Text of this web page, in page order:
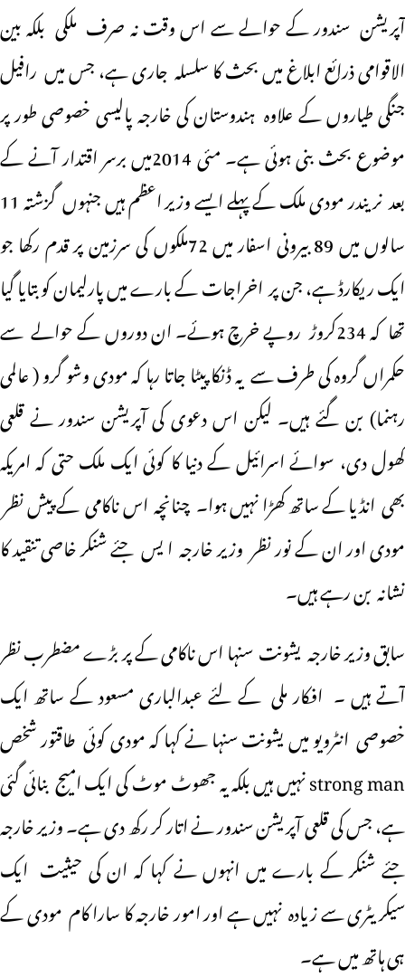
آپریشن سندور کے حوالے سے اس وقت نہ صرف ملکی بلکہ بین
الاقوامی ذرائع ابلاغ میں بحث کا سلسلہ جاری ہے، جس میں رافیل
جنگی طیاروں کے علاوہ ہندوستان کی خارجہ پالیسی خصوصی طور پر
موضوع بحث بنی ہوئی ہے۔ مئی 2014میں برسر اقتدار آنے کے
بعد نریندر مودی ملک کے پہلے ایسے وزیر اعظم ہیں جنہوں گزشتہ 11
سالوں میں 89 بیرونی اسفار میں 72ملکوں کی سرزمین پر قدم رکھا جو
ایک ریکارڈ ہے، جن پر اخراجات کے بارے میں پارلیمان کو بتایا گیا
تھا کہ 234کروڑ روپے خرچ ہوئے۔ ان دوروں کے حوالے سے
حکمراں گروہ کی طرف سے یہ ڈنکا پیٹا جاتا رہا کہ مودی وشو گرو ( عالمی
رہنما) بن گئے ہیں۔ لیکن اس دعوی کی آپریشن سندور نے قلعی
کھول دی، سوائے اسرائیل کے دنیا کا کوئی ایک ملک حتی کہ امریکہ
بھی انڈیا کے ساتھ کھڑا نہیں ہوا۔ چنانچہ اس ناکامی کے پیش نظر
مودی اور ان کے نور نظر وزیر خارجہ ا یس جئے شنکر خاصی تنقید کا
نشانہ بن رہے ہیں۔
سابق وزیر خارجہ یشونت سنہا اس ناکامی کے پر بڑے مضطرب نظر
آتے ہیں ۔ افکار ملی کے لئے عبدالباری مسعود کے ساتھ ایک
خصوصی انٹرویو میں یشونت سنہا نے کہا کہ مودی کوئی طاقتور شخص
strong man نہیں ہیں بلکہ یہ جھوٹ موٹ کی ایک امیج بنائی گئی
ہے، جس کی قلعی آپریشن سندور نے اتار کر رکھ دی ہے۔ وزیر خارجہ
جئے شنکر کے بارے میں انہوں نے کہا کہ ان کی حیثیت ایک
سیکریٹری سے زیادہ نہیں ہے اور امور خارجہ کا سارا کام مودی کے
ہی ہاتھ میں ہے۔